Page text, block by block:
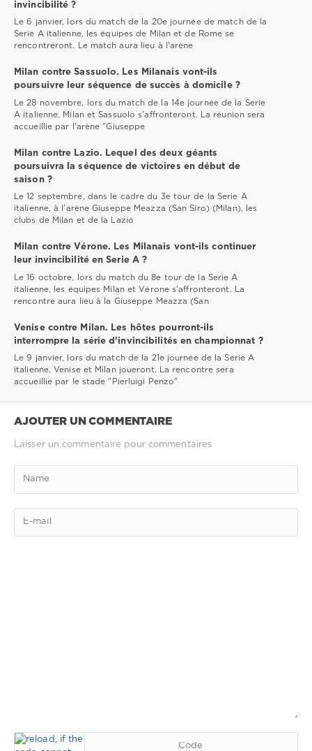
invincibilité ?
Le 6 janvier, lors du match de la 20e journée de match de la
Serie A italienne, les équipes de Milan et de Rome se
rencontreront. Le match aura lieu à l'arène
Milan contre Sassuolo. Les Milanais vont-ils
poursuivre leur séquence de succès à domicile ?
Le 28 novembre, lors du match de la 14e journée de la Serie
A italienne, Milan et Sassuolo s'affronteront. La réunion sera
accueillie par l'arène "Giuseppe
Milan contre Lazio. Lequel des deux géants
poursuivra la séquence de victoires en début de
saison ?
Le 12 septembre, dans le cadre du 3e tour de la Serie A
italienne, à l'arène Giuseppe Meazza (San Siro) (Milan), les
clubs de Milan et de la Lazio
Milan contre Vérone. Les Milanais vont-ils continuer
leur invincibilité en Serie A ?
Le 16 octobre, lors du match du 8e tour de la Serie A
italienne, les équipes Milan et Vérone s'affronteront. La
rencontre aura lieu à la Giuseppe Meazza (San
Venise contre Milan. Les hôtes pourront-ils
interrompre la série d'invincibilités en championnat ?
Le 9 janvier, lors du match de la 21e journée de la Serie A
italienne, Venise et Milan joueront. La rencontre sera
accueillie par le stade "Pierluigi Penzo"
AJOUTER UN COMMENTAIRE
Laisser un commentaire pour commentaires